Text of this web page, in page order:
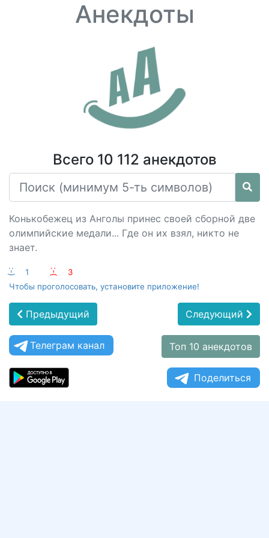
Анекдоты
Всего 10 112 анекдотов
Конькобежец из Анголы принес своей сборной две
олимпийские медали... Где он их взял, никто не
знает.
:-) 1 :-(
3
Чтобы проголосовать, установите приложение!
Предыдущий Следующий
Телеграм канал Топ 10 анекдотов
Поделиться